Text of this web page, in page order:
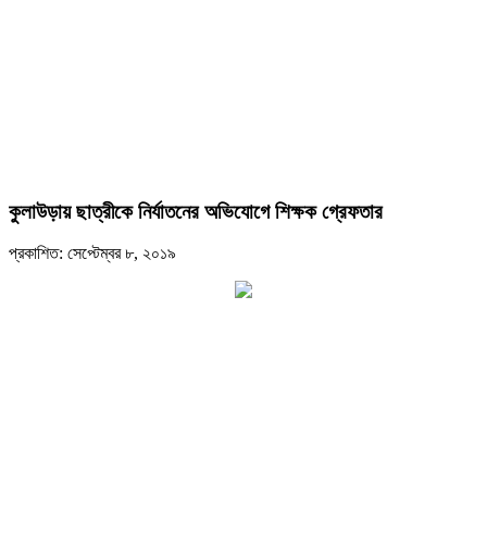
কুলাউড়ায় ছাত্রীকে নির্যাতনের অভিযোগে শিক্ষক গ্রেফতার
প্রকাশিত: সেপ্টেম্বর ৮, ২০১৯